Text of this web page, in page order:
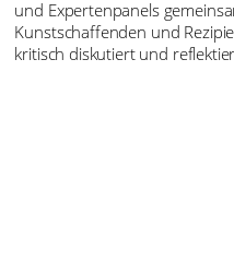
und Expertenpanels
Kunstschaffenden und
kritisch diskutiert und